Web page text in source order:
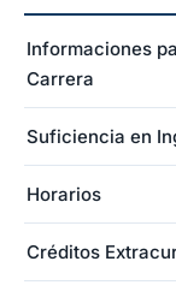
Informaciones
Carrera
Suficiencia en
Horarios
Créditos